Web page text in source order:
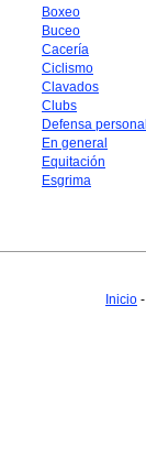
Boxeo
Buceo
Cacería
Ciclismo
Clavados
Clubs
Defensa personal
En general
Equitación
Esgrima
Inicio -